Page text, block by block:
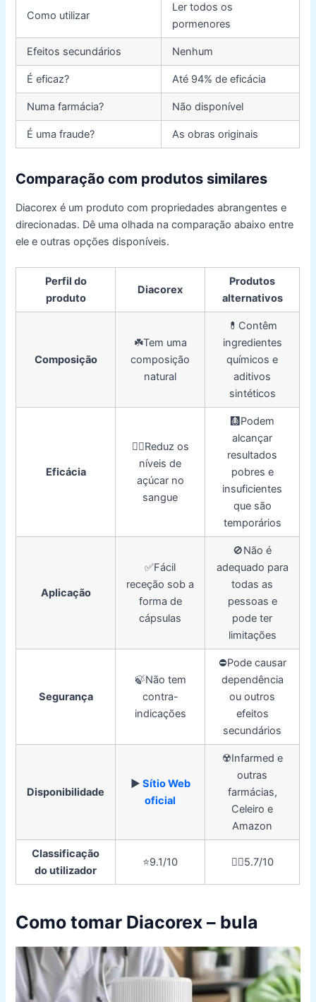
Como utilizar
Ler todos os
pormenores
Efeitos secundários Nenhum
É eficaz? Até 94% de eficácia
Numa farmácia? Não disponível
É uma fraude? As obras originais
Comparação com produtos similares
Diacorex é um produto com propriedades abrangentes e
direcionadas. Dê uma olhada na comparação abaixo entre
ele e outras opções disponíveis.
Perfil do
produto
Diacorex
Produtos
alternativos
Composição
☘️Tem uma
composição
natural
💊Contêm
ingredientes
químicos e
aditivos
sintéticos
Eficácia
👍🏼Reduz os
níveis de
açúcar no
sangue
🩻Podem
alcançar
resultados
pobres e
insuficientes
que são
temporários
Aplicação
✅Fácil
receção sob a
forma de
cápsulas
🚫Não é
adequado para
todas as
pessoas e
pode ter
limitações
Segurança
🍃Não tem
contra-
indicações
⛔️Pode causar
dependência
ou outros
efeitos
secundários
Disponibilidade
▶️ Sítio Web
oficial
☢️Infarmed e
outras
farmácias,
Celeiro e
Amazon
Classificação
do utilizador
⭐️9.1/10 👎🏼5.7/10
Como tomar Diacorex – bula